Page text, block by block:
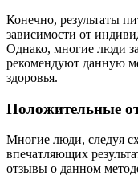
Конечно, результаты
зависимости от
Однако, многие люди
рекомендуют данную
здоровья.
Положительные
Многие люди, следуя
впечатляющих
отзывы о данном